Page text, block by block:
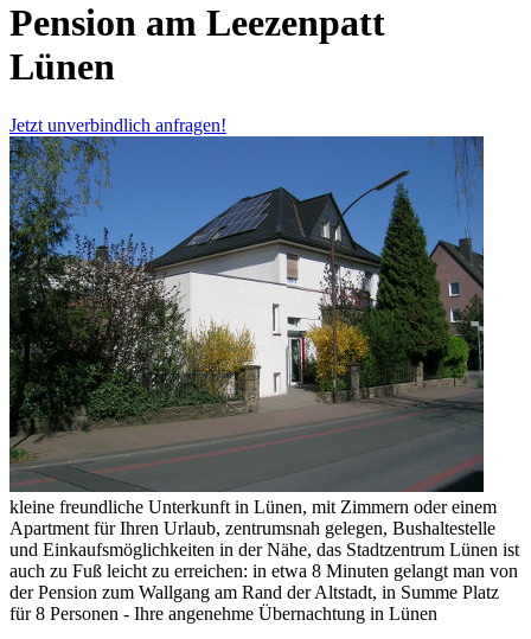
Pension am Leezenpatt
Lünen
Jetzt unverbindlich anfragen!
kleine freundliche Unterkunft in Lünen, mit Zimmern oder einem
Apartment für Ihren Urlaub, zentrumsnah gelegen, Bushaltestelle
und Einkaufsmöglichkeiten in der Nähe, das Stadtzentrum Lünen ist
auch zu Fuß leicht zu erreichen: in etwa 8 Minuten gelangt man von
der Pension zum Wallgang am Rand der Altstadt, in Summe Platz
für 8 Personen - Ihre angenehme Übernachtung in Lünen